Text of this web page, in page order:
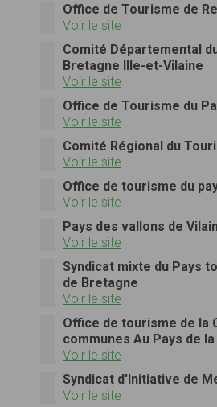
Office de Tourisme de
Voir le site
Comité Départemental
Bretagne Ille-et-Vilaine
Voir le site
Office de Tourisme du
Voir le site
Comité Régional du
Voir le site
Office de tourisme du
Voir le site
Pays des vallons de
Voir le site
Syndicat mixte du Pays
de Bretagne
Voir le site
Office de tourisme de la
communes Au Pays de
Voir le site
Syndicat d'Initiative de
Voir le site